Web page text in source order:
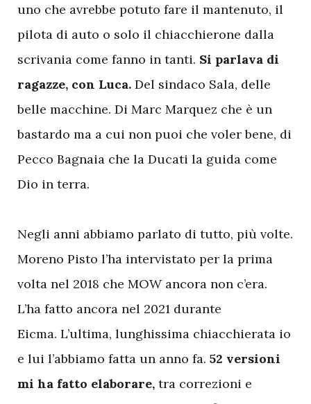
uno che avrebbe potuto fare il mantenuto, il
pilota di auto o solo il chiacchierone dalla
scrivania come fanno in tanti. Si parlava di
ragazze, con Luca. Del sindaco Sala, delle
belle macchine. Di Marc Marquez che è un
bastardo ma a cui non puoi che voler bene, di
Pecco Bagnaia che la Ducati la guida come
Dio in terra.
Negli anni abbiamo parlato di tutto, più volte.
Moreno Pisto l’ha intervistato per la prima
volta nel 2018 che MOW ancora non c’era.
L’ha fatto ancora nel 2021 durante
Eicma. L’ultima, lunghissima chiacchierata io
e lui l’abbiamo fatta un anno fa. 52 versioni
mi ha fatto elaborare, tra correzioni e